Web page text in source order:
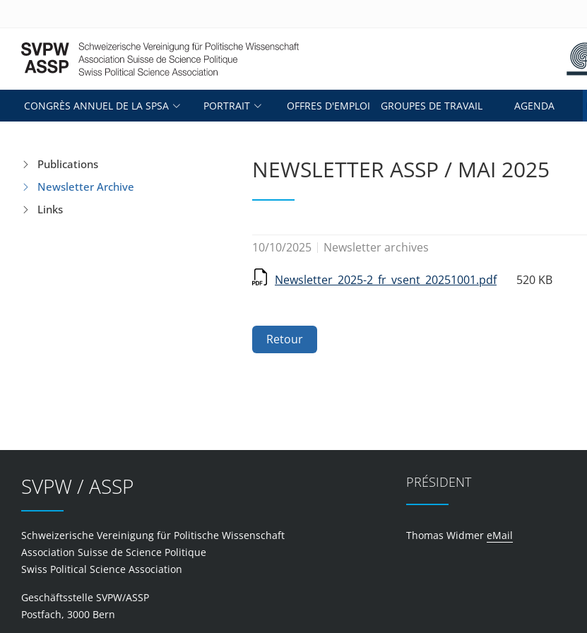
CONGRÈS ANNUEL DE LA SPSA PORTRAIT OFFRES D'EMPLOI GROUPES DE TRAVAIL AGENDA
Publications
Newsletter Archive
Links
NEWSLETTER ASSP / MAI 2025
10/10/2025 Newsletter archives
Newsletter_2025-2_fr_vsent_20251001.pdf 520 KB
Retour
SVPW / ASSP
Schweizerische Vereinigung für Politische Wissenschaft
Association Suisse de Science Politique
Swiss Political Science Association
Geschäftsstelle SVPW/ASSP
Postfach, 3000 Bern
PRÉSIDENT
Thomas Widmer eMail